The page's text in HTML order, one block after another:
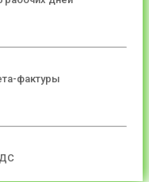
фактуры